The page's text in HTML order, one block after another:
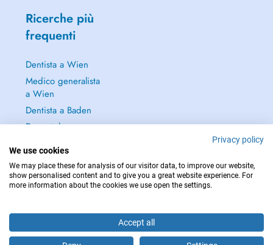
Ricerche più
frequenti
Dentista a Wien
Medico generalista
a Wien
Dentista a Baden
Dermatologo a
Continua a leggere
→
PER LE URGENZE, CONSULTARE : 112
Privacy policy
We use cookies
We may place these for analysis of our visitor data, to improve our website,
show personalised content and to give you a great website experience. For
more information about the cookies we use open the settings.
Accept all